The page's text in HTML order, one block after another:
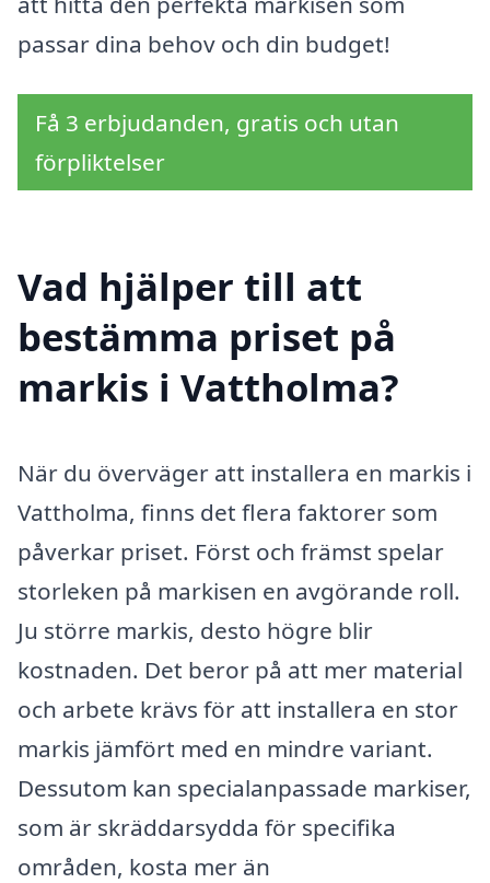
passar dina behov och din budget!
Få 3 erbjudanden, gratis och utan
förpliktelser
Vad hjälper till att
bestämma priset på
markis i Vattholma?
När du överväger att installera en markis i
Vattholma, finns det flera faktorer som
påverkar priset. Först och främst spelar
storleken på markisen en avgörande roll.
Ju större markis, desto högre blir
kostnaden. Det beror på att mer material
och arbete krävs för att installera en stor
markis jämfört med en mindre variant.
Dessutom kan specialanpassade markiser,
som är skräddarsydda för specifika
områden, kosta mer än